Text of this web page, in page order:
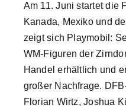
Company Profiles
Best Practices
Brand Storys
Am 11. Juni startet die
Kanada, Mexiko und
zeigt sich Playmobil:
WM-Figuren der
Handel erhältlich und
großer Nachfrage.
Florian Wirtz, Joshua